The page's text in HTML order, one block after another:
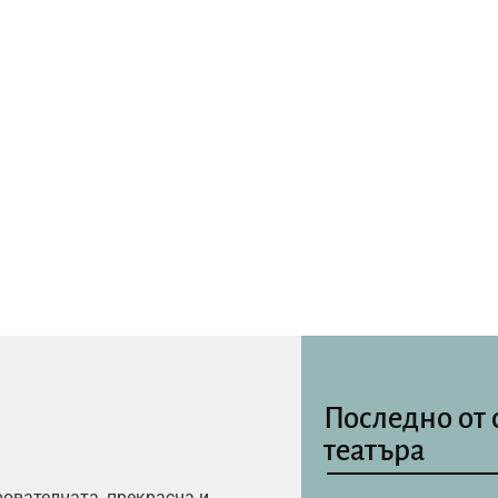
Последно от
театъра